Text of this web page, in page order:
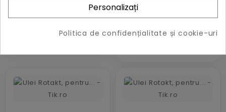
2.340,91 lei
Personalizați
Politica de confidențialitate și cookie-uri